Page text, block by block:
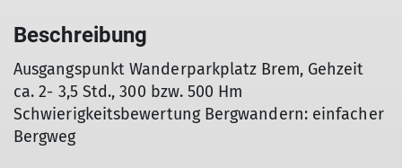
Beschreibung
Ausgangspunkt Wanderparkplatz Brem, Gehzeit
ca. 2- 3,5 Std., 300 bzw. 500 Hm
Schwierigkeitsbewertung Bergwandern: einfacher
Bergweg